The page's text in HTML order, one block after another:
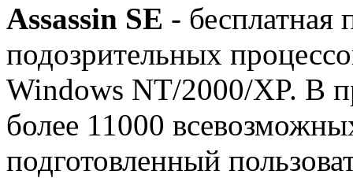
Assassin SE - бесплатная
подозрительных
Windows NT/2000/XP. В
более 11000
подготовленный